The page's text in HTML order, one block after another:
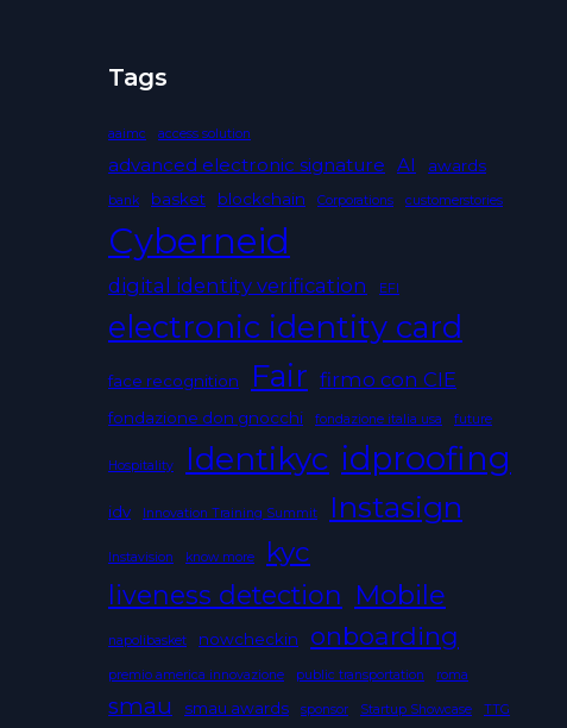
Tags
aaimc access solution
advanced electronic signature AI awards
bank basket blockchain Corporations customerstories
Cyberneid
digital identity verification EFI
electronic identity card
face recognition Fair firmo con CIE
fondazione don gnocchi fondazione italia usa future
Hospitality Identikyc idproofing
idv Innovation Training Summit Instasign
Instavision know more kyc
liveness detection Mobile
napolibasket nowcheckin onboarding
premio america innovazione public transportation roma
smau smau awards sponsor Startup Showcase TTG